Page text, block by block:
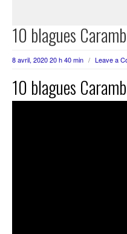
10 blagues
8 avril, 2020 20 h 40 min / Leave a
10 blagues